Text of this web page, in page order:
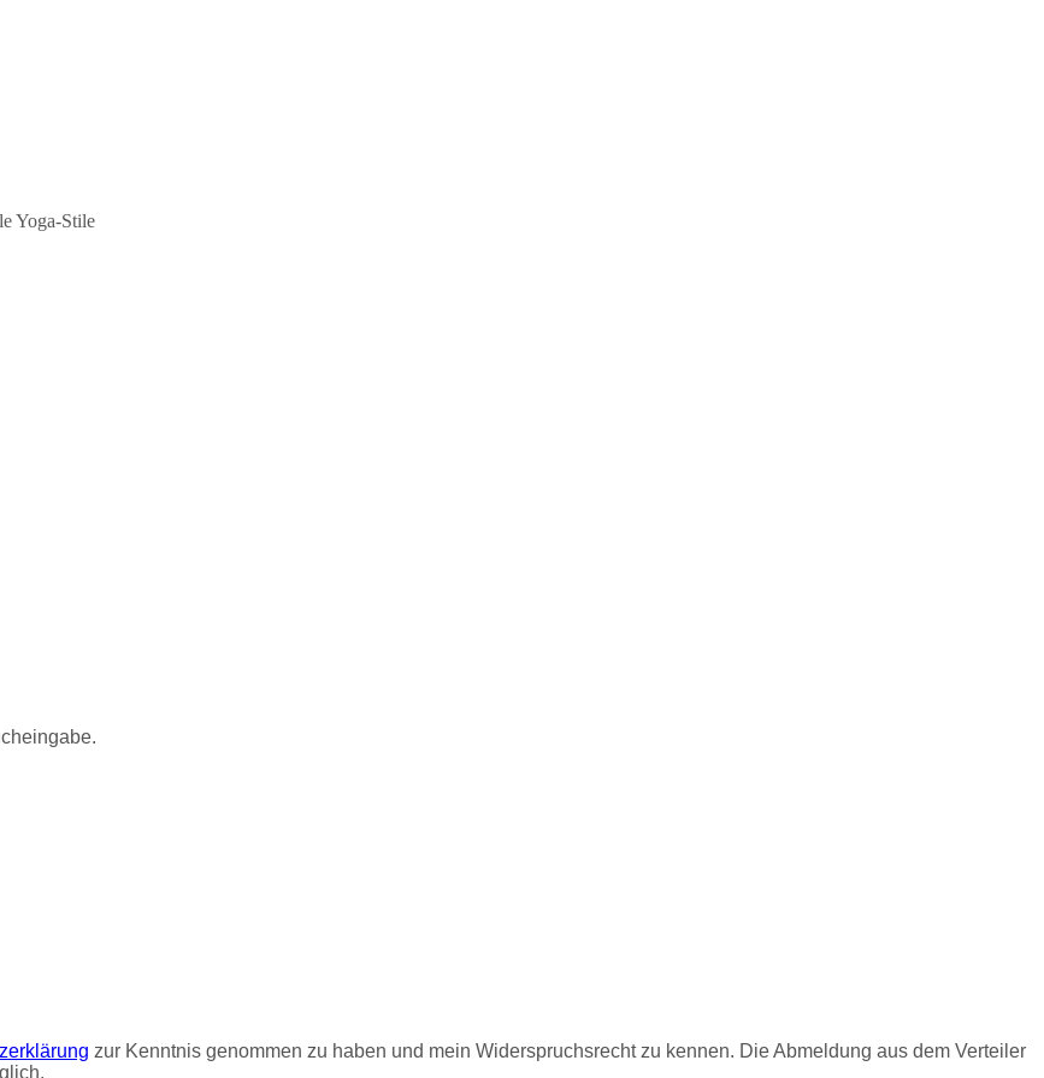
Yoga-Stile
zur Kenntnis genommen zu haben und mein Widerspruchsrecht zu kennen. Die Abmeldung aus dem Verteiler